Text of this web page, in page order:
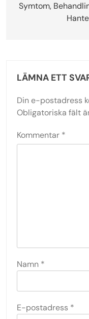
Symtom,
LÄMNA ETT
Din e-postadress
Obligatoriska fält
Kommentar *
Namn *
E-postadress *